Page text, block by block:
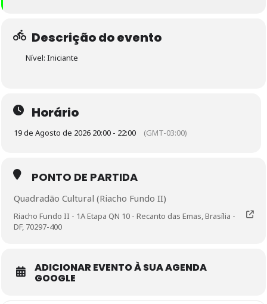
Descrição do evento
Nível: Iniciante
Horário
19 de Agosto de 2026 20:00 - 22:00 (GMT-03:00)
PONTO DE PARTIDA
Quadradão Cultural (Riacho Fundo II)
Riacho Fundo II - 1A Etapa QN 10 - Recanto das Emas, Brasília -
DF, 70297-400
ADICIONAR EVENTO À SUA AGENDA
GOOGLE